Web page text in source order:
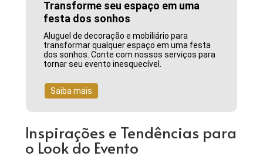
Transforme seu espaço em uma
festa dos sonhos
Aluguel de decoração e mobiliário para
transformar qualquer espaço em uma festa
dos sonhos. Conte com nossos serviços para
tornar seu evento inesquecível.
Saiba mais
Inspirações e Tendências para
o Look do Evento